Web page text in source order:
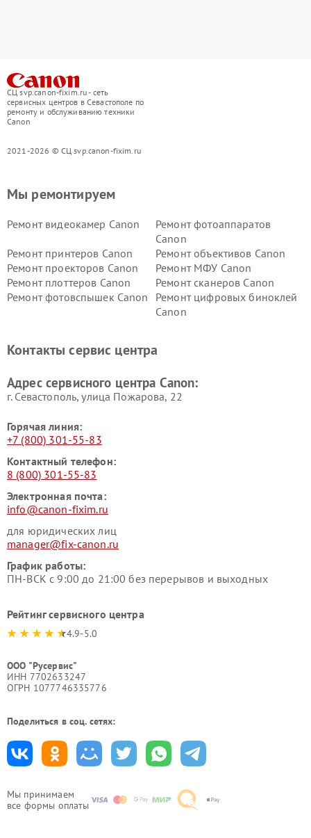
СЦ svp.canon-fixim.ru - сеть
сервисных центров в Севастополе по
ремонту и обслуживанию техники
Canon
2021-2026 © СЦ svp.canon-fixim.ru
Мы принимаем
все формы оплаты
Мы ремонтируем
Ремонт видеокамер Canon
Ремонт фотоаппаратов
Canon
Ремонт принтеров Canon
Ремонт объективов Canon
Ремонт проекторов Canon
Ремонт МФУ Canon
Ремонт плоттеров Canon
Ремонт сканеров Canon
Ремонт фотовспышек Canon
Ремонт цифровых биноклей
Canon
Контакты сервис центра
Адрес сервисного центра Canon:
г. Севастополь, улица Пожарова, 22
Горячая линия:
+7 (800) 301-55-83
Контактный телефон:
8 (800) 301-55-83
Электронная почта:
info@canon-fixim.ru
для юридических лиц
manager@fix-canon.ru
График работы:
ПН-ВСК с 9:00 до 21:00 без перерывов и выходных
Рейтинг сервисного центра
4.9-5.0
ООО "Русервис"
ИНН 7702633247
ОГРН 1077746335776
Поделиться в соц. сетях: